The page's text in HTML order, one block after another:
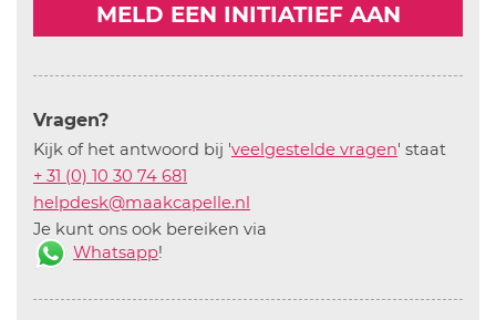
MELD EEN INITIATIEF AAN
Vragen?
Kijk of het antwoord bij 'veelgestelde vragen' staat
+ 31 (0) 10 30 74 681
helpdesk@maakcapelle.nl
Je kunt ons ook bereiken via
Whatsapp!